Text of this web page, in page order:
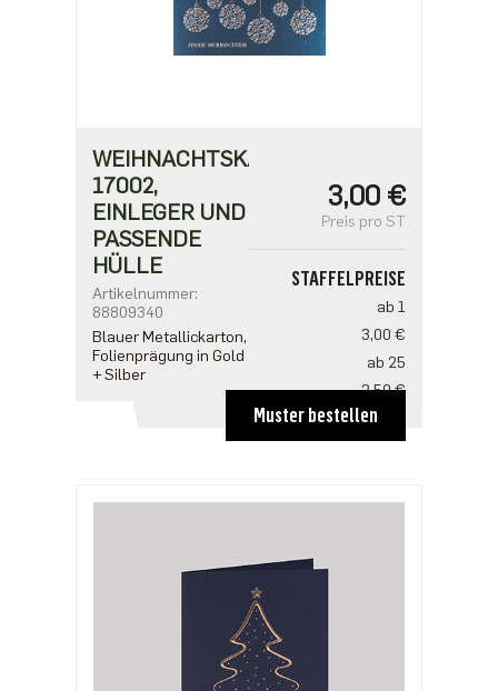
WEIHNACHTSKARTE
17002,
EINLEGER UND
PASSENDE
HÜLLE
Artikelnummer:
88809340
Blauer Metallickarton,
Folienprägung in Gold
+ Silber
3,00 €
Preis pro ST
STAFFELPREISE
ab 1
3,00 €
ab 25
2,50 €
ab 100
2,18 €
1,91 €
Muster bestellen